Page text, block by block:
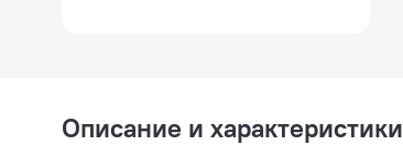
Описание и характеристики